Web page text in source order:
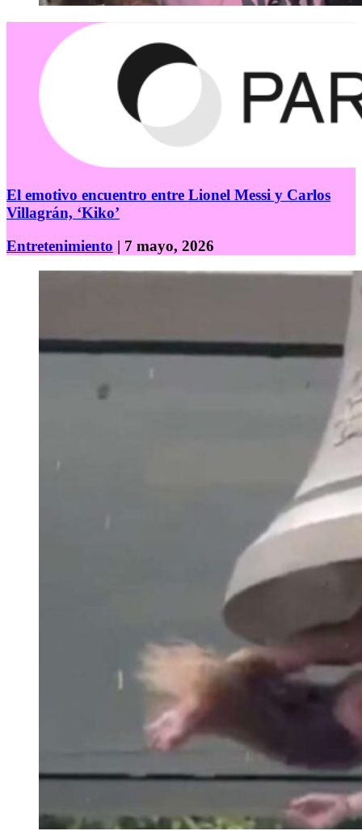
El emotivo encuentro entre Lionel Messi y Carlos
Villagrán, ‘Kiko’
Entretenimiento | 7 mayo, 2026